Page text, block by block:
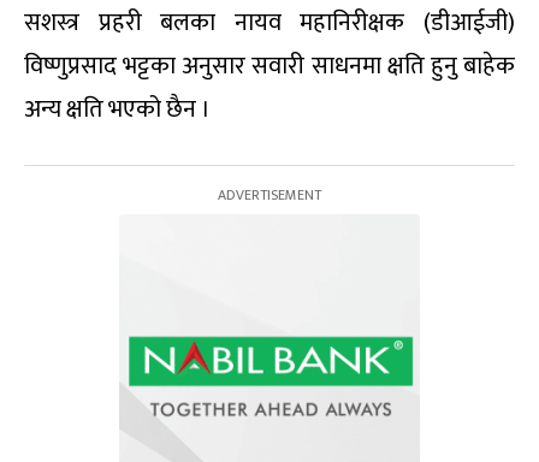
सशस्त्र प्रहरी बलका नायव महानिरीक्षक (डीआईजी)
विष्णुप्रसाद भट्टका अनुसार सवारी साधनमा क्षति हुनु बाहेक
अन्य क्षति भएको छैन ।